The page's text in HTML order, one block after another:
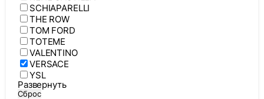
SCHIAPARELLI
THE ROW
TOM FORD
TOTEME
VALENTINO
VERSACE
YSL
Развернуть
Сброс